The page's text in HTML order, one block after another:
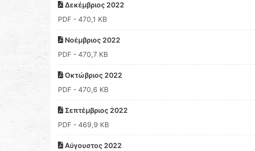
Δεκέμβριος 2022
PDF - 470,1 KB
Νοέμβριος 2022
PDF - 470,7 KB
Οκτώβριος 2022
PDF - 470,6 KB
Σεπτέμβριος 2022
PDF - 469,9 KB
Αύγουστος 2022